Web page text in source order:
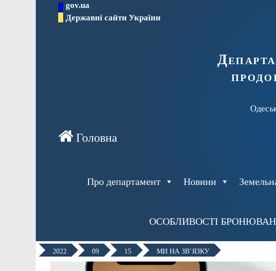
gov.ua
Державні сайти України
Про департамент Новини
ОСОБЛИВОСТІ
2022 09 15 МИ НА ЗВ’ЯЗКУ